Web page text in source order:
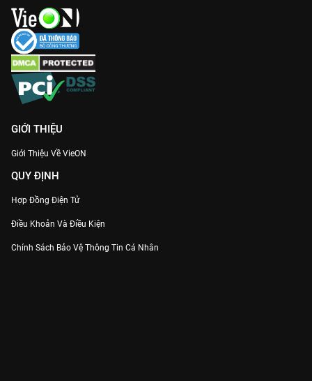
GIỚI THIỆU
Giới Thiệu Về VieON
QUY ĐỊNH
Hợp Đồng Điện Tử
Điều Khoản Và Điều Kiện
Chính Sách Bảo Vệ Thông Tin Cá Nhân